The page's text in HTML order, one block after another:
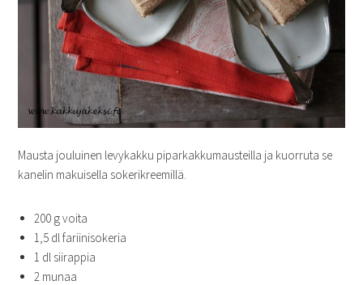
Mausta jouluinen levykakku piparkakkumausteilla ja kuorruta se
kanelin makuisella sokerikreemillä.
200 g voita
1,5 dl fariinisokeria
1 dl siirappia
2 munaa